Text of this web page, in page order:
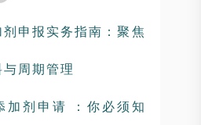
申报实务指南：聚焦
周期管理
加剂申请 ：你必须知